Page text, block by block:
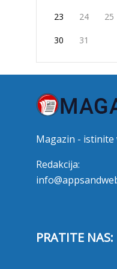
23 24 25
30 31
Magazin - istinite
Redakcija:
PRATITE NAS: